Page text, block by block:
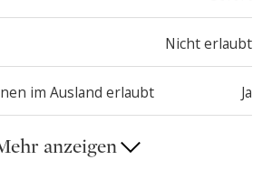
und Doppelwaschbecken
zwei majestätischen 100 Jahre
blühenden Pflanzen,
für Material und Werkzeug
Nicht erlaubt
im Ausland erlaubt Ja
anzeigen